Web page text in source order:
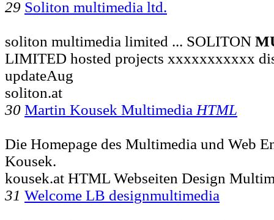
29 Soliton multimedia ltd.
soliton multimedia limited ... SOLITON
LIMITED hosted projects xxxxxxxxxxx
updateAug
soliton.at
30 Martin Kousek Multimedia HTML
Die Homepage des Multimedia und Web
Kousek.
kousek.at HTML Webseiten Design
31 Welcome LB designmultimedia